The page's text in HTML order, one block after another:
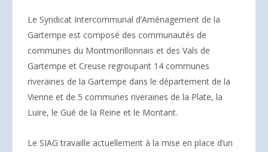
Le Syndicat Intercommunal d’Aménagement de la
Gartempe est composé des communautés de
communes du Montmorillonnais et des Vals de
Gartempe et Creuse regroupant 14 communes
riveraines de la Gartempe dans le département de la
Vienne et de 5 communes riveraines de la Plate, la
Luire, le Gué de la Reine et le Montant.
Le SIAG travaille actuellement à la mise en place d’un